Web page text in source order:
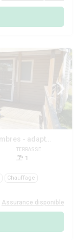
(Cottage Confort 34m² - 2 chambres - adapté PMR + terrasse couverte + Draps inclus)
TERRASSE
1
Chauffage
Assurance disponible